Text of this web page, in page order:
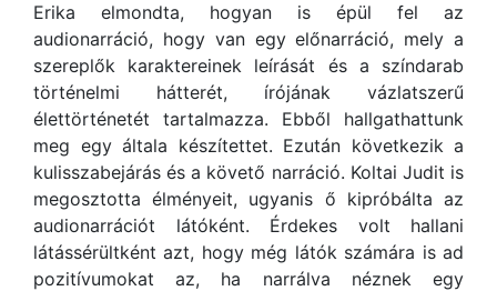
Erika elmondta, hogyan is épül fel az
audionarráció, hogy van egy előnarráció, mely a
szereplők karaktereinek leírását és a színdarab
történelmi hátterét, írójának vázlatszerű
élettörténetét tartalmazza. Ebből hallgathattunk
meg egy általa készítettet. Ezután következik a
kulisszabejárás és a követő narráció. Koltai Judit is
megosztotta élményeit, ugyanis ő kipróbálta az
audionarrációt látóként. Érdekes volt hallani
látássérültként azt, hogy még látók számára is ad
pozitívumokat az, ha narrálva néznek egy